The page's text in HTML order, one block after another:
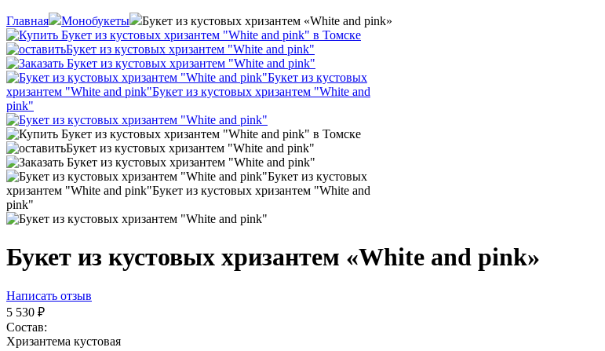
Главная Монобукеты Букет из кустовых хризантем «White and pink»
Букет из кустовых хризантем «White and pink»
Написать отзыв
5 530 ₽
Состав:
Хризантема кустовая